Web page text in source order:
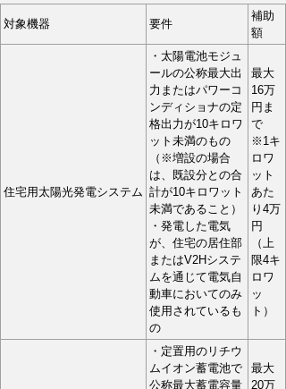
対象機器 要件
補助
額
住宅用太陽光発電システム
・太陽電池モジュ
ールの公称最大出
力またはパワーコ
ンディショナの定
格出力が10キロワ
ット未満のもの
（※増設の場合
は、既設分との合
計が10キロワット
未満であること）
・発電した電気
が、住宅の居住部
またはV2Hシステ
ムを通じて電気自
動車においてのみ
使用されているも
の
最大
16万
円ま
で
※1キ
ロワ
ット
あた
り4万
円
（上
限4キ
ロワ
ッ
ト）
・定置用のリチウ
ムイオン蓄電池で
公称最大蓄電容量
最大
20万